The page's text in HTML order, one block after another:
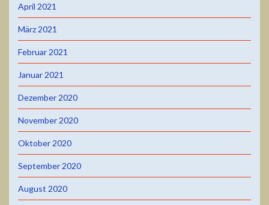
April 2021
März 2021
Februar 2021
Januar 2021
Dezember 2020
November 2020
Oktober 2020
September 2020
August 2020